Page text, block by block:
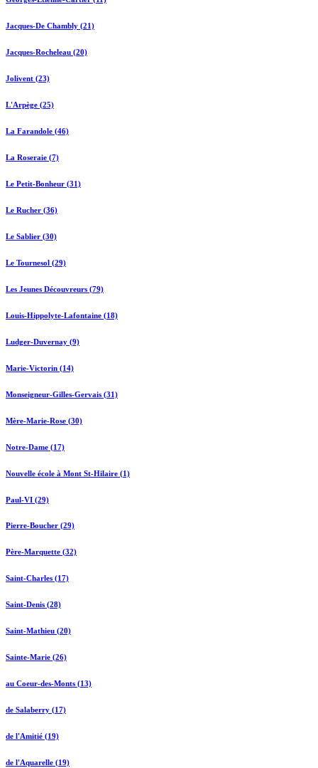
Jacques-De Chambly (21)
Jacques-Rocheleau (20)
Jolivent (23)
L'Arpège (25)
La Farandole (46)
La Roseraie (7)
Le Petit-Bonheur (31)
Le Rucher (36)
Le Sablier (30)
Le Tournesol (29)
Les Jeunes Découvreurs (79)
Louis-Hippolyte-Lafontaine (18)
Ludger-Duvernay (9)
Marie-Victorin (14)
Monseigneur-Gilles-Gervais (31)
Mère-Marie-Rose (30)
Notre-Dame (17)
Nouvelle école à Mont St-Hilaire (1)
Paul-VI (29)
Pierre-Boucher (29)
Père-Marquette (32)
Saint-Charles (17)
Saint-Denis (28)
Saint-Mathieu (20)
Sainte-Marie (26)
au Coeur-des-Monts (13)
de Salaberry (17)
de l'Amitié (19)
de l'Aquarelle (19)